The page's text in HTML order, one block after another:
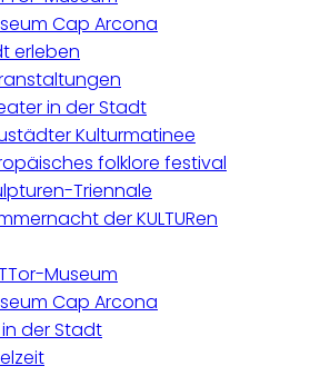
Cap Arcona
erleben
in der Stadt
Kulturmatinee
folklore festival
Triennale
der KULTURen
Museum
Cap Arcona
der Stadt